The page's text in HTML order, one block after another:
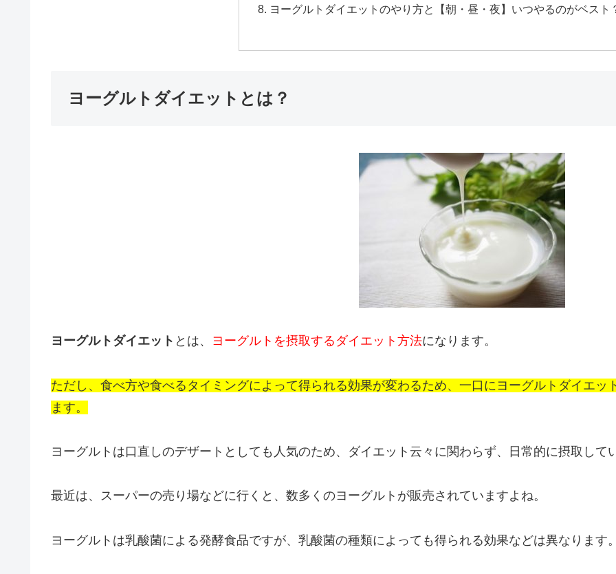
ヨーグルトダイエットのやり方と【朝・昼・夜】いつやるのがベスト
ヨーグルトダイエットとは？
ヨーグルトダイエット とは、 ヨーグルトを摂取するダイエット方法になります。
ただし、食べ方や食べるタイミングによって得られる効果が変わるため、一口にヨーグルトダイエ
ます。
ヨーグルトは口直しのデザートとしても人気のため、ダイエット云々に関わらず、日常的に摂取して
最近は、スーパーの売り場などに行くと、数多くのヨーグルトが販売されていますよね。
ヨーグルトは乳酸菌による発酵食品ですが、乳酸菌の種類によっても得られる効果などは異なります